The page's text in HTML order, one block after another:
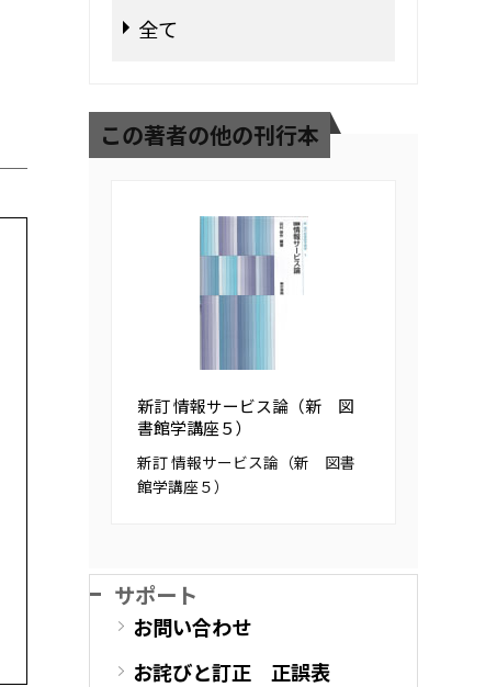
全て
この著者の他の刊行本
新訂 情報サービス論（新 図
書館学講座５）
新訂 情報サービス論（新 図書
館学講座５）
サポート
お問い合わせ
お詫びと訂正 正誤表